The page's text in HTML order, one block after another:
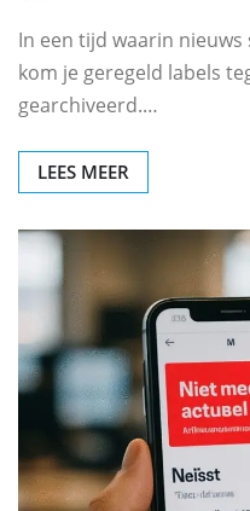
In een tijd waarin
kom je geregeld labels
gearchiveerd.…
LEES MEER